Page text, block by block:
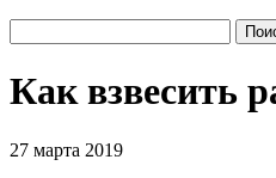
Как взвесить
27 марта 2019